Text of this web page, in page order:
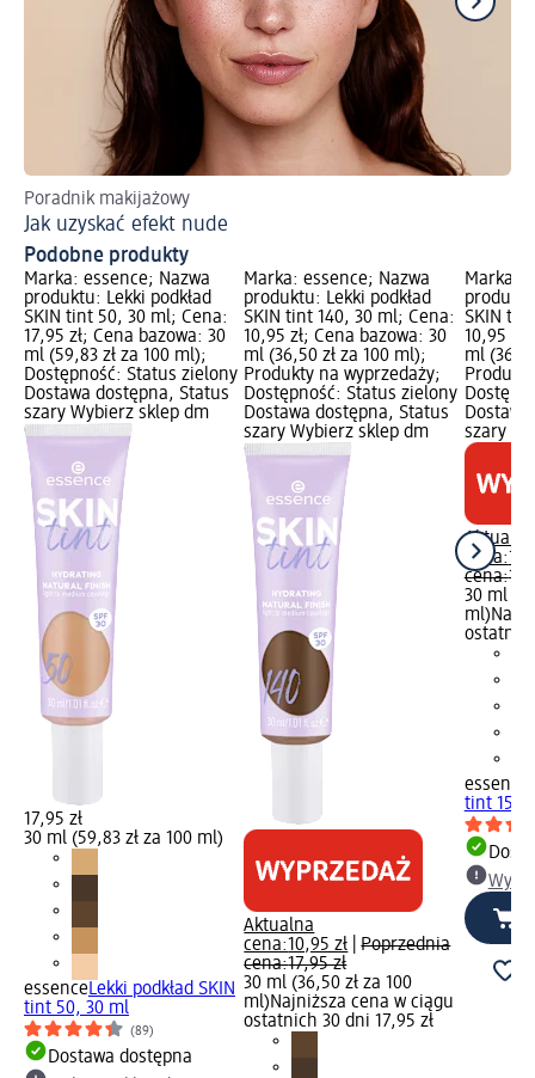
Poradnik makijażowy
Jak uzyskać efekt nude
Podobne produkty
Marka: essence; Nazwa
produktu: Lekki podkład
SKIN tint 50, 30 ml; Cena:
17,95 zł; Cena bazowa: 30
ml (59,83 zł za 100 ml);
Dostępność: Status zielony
Dostawa dostępna, Status
szary Wybierz sklep dm
17,95 zł
30 ml (59,83 zł za 100 ml)
essenceLekki podkład SKIN
tint 50, 30 ml
(89)
Dostawa dostępna
Marka: essence; Nazwa
produktu: Lekki podkład
SKIN tint 140, 30 ml; Cena:
10,95 zł; Cena bazowa: 30
ml (36,50 zł za 100 ml);
Produkty na wyprzedaży;
Dostępność: Status zielony
Dostawa dostępna, Status
szary Wybierz sklep dm
Aktualna
cena:10,95 zł |Poprzednia
cena:17,95 zł
30 ml (36,50 zł za 100
ml)Najniższa cena w ciągu
ostatnich 30 dni 17,95 zł
Marka:
SKIN
10,95
ml
szary
Aktualna
cena:
cena:
30 ml
ml)
essence
tint 150,